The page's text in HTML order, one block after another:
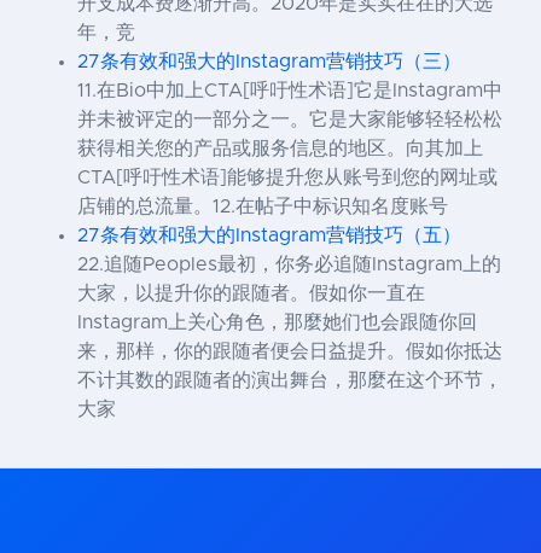
年，竞
27条有效和强大的Instagram营销技巧（三）
11.在Bio中加上CTA[呼吁性术语]它是Instagram中
并未被评定的一部分之一。它是大家能够轻轻松松
获得相关您的产品或服务信息的地区。向其加上
CTA[呼吁性术语]能够提升您从账号到您的网址或
店铺的总流量。12.在帖子中标识知名度账号
27条有效和强大的Instagram营销技巧（五）
22.追随Peoples最初，你务必追随Instagram上的
大家，以提升你的跟随者。假如你一直在
Instagram上关心角色，那麼她们也会跟随你回
来，那样，你的跟随者便会日益提升。假如你抵达
不计其数的跟随者的演出舞台，那麼在这个环节，
大家